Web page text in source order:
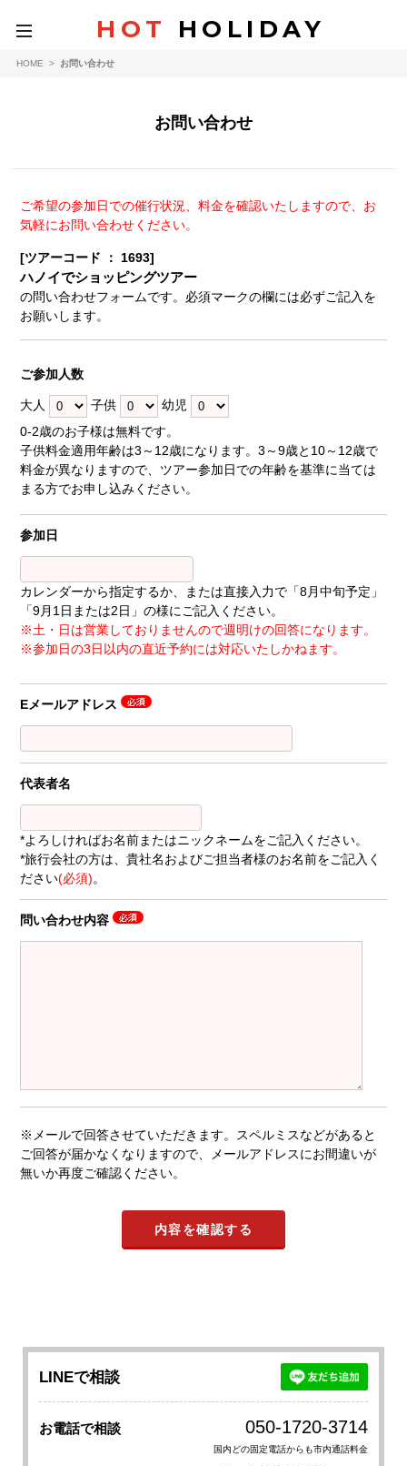
toggle
navigation
HOT HOLIDAY
HOME > お問い合わせ
お問い合わせ
ご希望の参加日での催行状況、料金を確認いたしますので、お
気軽にお問い合わせください。
[ツアーコード ： 1693]
ハノイでショッピングツアー
の問い合わせフォームです。必須マークの欄には必ずご記入を
お願いします。
ご参加人数
大人 子供
幼児
0-2歳のお子様は無料です。
子供料金適用年齢は3～12歳になります。3～9歳と10～12歳で
料金が異なりますので、ツアー参加日での年齢を基準に当ては
まる方でお申し込みください。
参加日
カレンダーから指定するか、または直接入力で「8月中旬予定」
「9月1日または2日」の様にご記入ください。
※土・日は営業しておりませんので週明けの回答になります。
※参加日の3日以内の直近予約には対応いたしかねます。
Eメールアドレス
代表者名
*よろしければお名前またはニックネームをご記入ください。
*旅行会社の方は、貴社名およびご担当者様のお名前をご記入く
ださい(必須)。
問い合わせ内容
※メールで回答させていただきます。スペルミスなどがあると
ご回答が届かなくなりますので、メールアドレスにお間違いが
無いか再度ご確認ください。
LINEで相談
お電話で相談 050-1720-3714
国内どの固定電話からも市内通話料金